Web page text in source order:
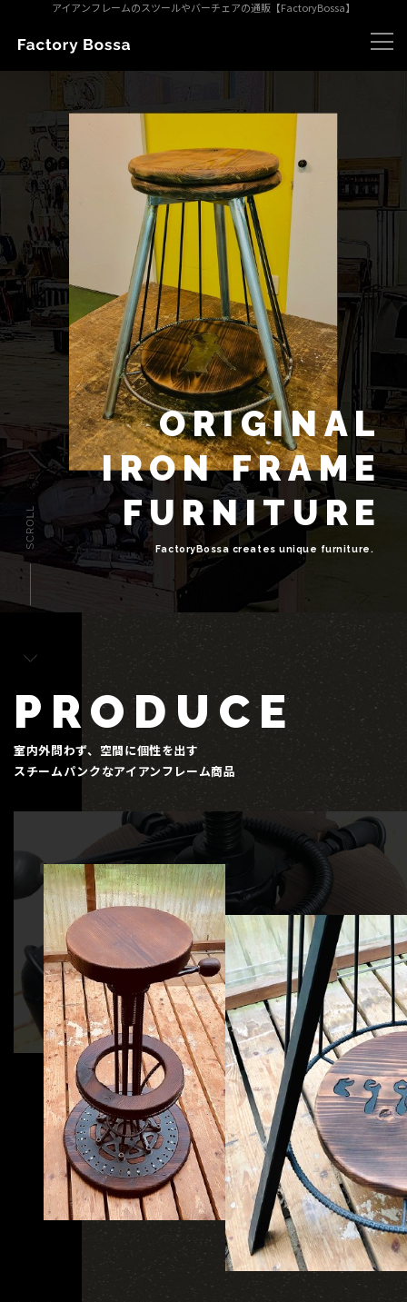
アイアンフレームのスツールやバーチェアの通販【FactoryBossa】
こだわり
素材
手入れ
スツールの選び方
オーダー製作
実例紹介
お客様の声
FAQ
工房概要
お問い合わせ
オンラインショップ
ORIGINAL
IRON FRAME
FU RNITUR E
FactoryBossa creates unique furniture .
PRODUCE
室内外問わず、空間に個性を出す
スチームパンクなアイアンフレーム商品